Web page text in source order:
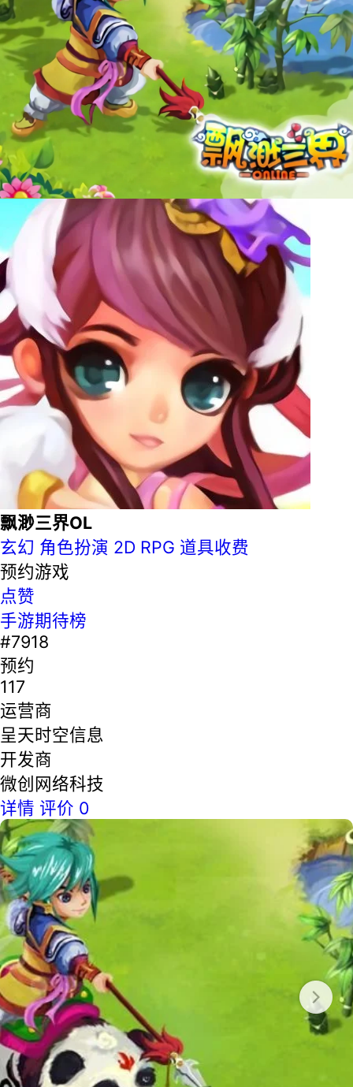
飘渺三界OL
玄幻 角色扮演 2D RPG 道具收费
预约游戏
点赞
手游期待榜
#7918
预约
117
运营商
呈天时空信息
开发商
微创网络科技
详情 评价 0